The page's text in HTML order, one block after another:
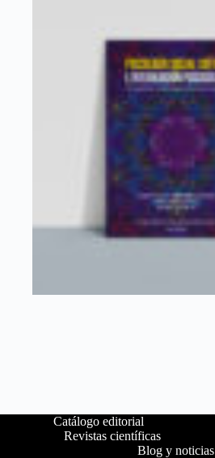
Catálogo editorial
Revistas científicas
Blog y noticias